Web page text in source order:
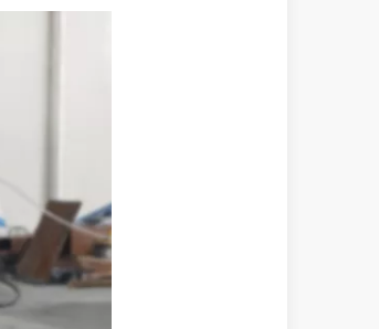
no Pacífico: como nossas máquinas